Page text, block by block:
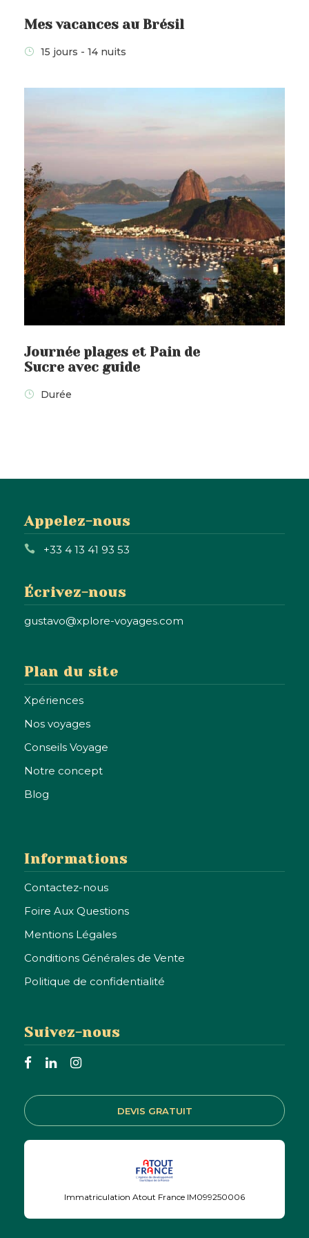
Envie de
découvrir le
Brésil ?
mesure avec un local
DEVIS GRATUIT
Mes vacances au Brésil
15 jours - 14 nuits
Journée plages et Pain de
Sucre avec guide
Durée
Appelez-nous
+33 4 13 41 93 53
Écrivez-nous
gustavo@xplore-voyages.com
Plan du site
Xpériences
Nos voyages
Conseils Voyage
Notre concept
Blog
Informations
Contactez-nous
Foire Aux Questions
Mentions Légales
Conditions Générales de Vente
Politique de confidentialité
Suivez-nous
DEVIS GRATUIT
Immatriculation Atout France IM099250006